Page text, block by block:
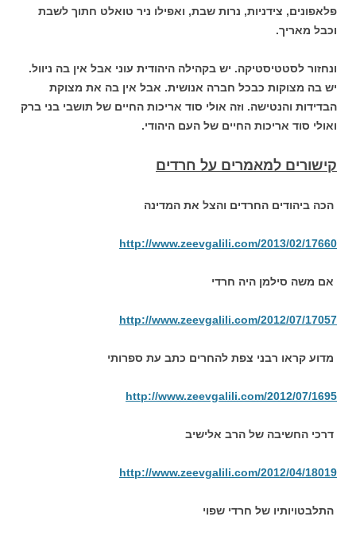
פלאפונים, צידניות, נרות שבת, ואפילו ניר טואלט חתוך לשבת
וכבל מאריך.
ונחזור לסטטיסטיקה. יש בקהילה היהודית עוני אבל אין בה ניוול.
יש בה מצוקות כבכל חברה אנושית. אבל אין בה את מצוקת
הבדידות והנטישה. וזה אולי סוד אריכות החיים של תושבי בני ברק
ואולי סוד אריכות החיים של העם היהודי.
קישורים למאמרים על חרדים
הכה ביהודים החרדים והצל את המדינה
http://www.zeevgalili.com/2013/02/17660
אם משה סילמן היה חרדי
http://www.zeevgalili.com/2012/07/17057
מדוע קראו רבני צפת להחרים כתב עת ספרותי
http://www.zeevgalili.com/2012/07/1695
דרכי החשיבה של הרב אלישיב
http://www.zeevgalili.com/2012/04/18019
התלבטויותיו של חרדי שפוי